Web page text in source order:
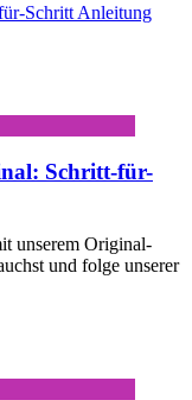
Schritt Anleitung
Schritt-für-
unserem Original-
und folge unserer